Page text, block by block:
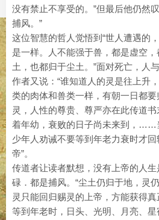
没有禁止不享受的。”但最后他仍然
捕风。”
这位智慧的哲人觉悟到“世人遭遇的
是一样。人不能强于兽，都是虚空
土，也都归于尘土。”面对死亡，人
作者又说：“谁知道人的灵是往上升
类的肉体和兽类一样，有朝一日都
灵，人性的尊贵、尊严亦在此传道
着年幼，衰败的日子尚未来到，……
少年人劝诫不要等到年老力衰时才回
帝”。
传道者让读者默想，没有上帝的人
碌．都是捕风。“尘土仍归于地，灵
灵只能回归赐灵的上帝，方能获得
等到年老时，日头、光明、月亮、